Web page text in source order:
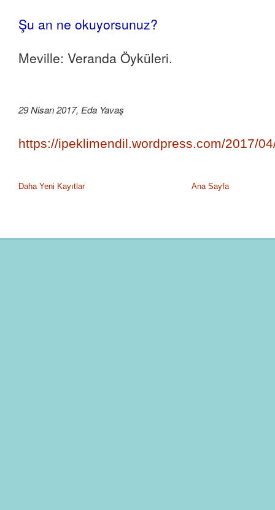
Şu an ne okuyorsunuz?
Meville: Veranda Öyküleri.
29 Nisan 2017, Eda Yavaş
https://ipeklimendil.wordpress.com/2017/
Daha Yeni Kayıtlar Ana Sayfa